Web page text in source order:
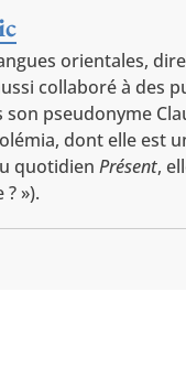
orientales,
collaboré à des
son pseudonyme
dont elle est
quotidienPrésent,
»).